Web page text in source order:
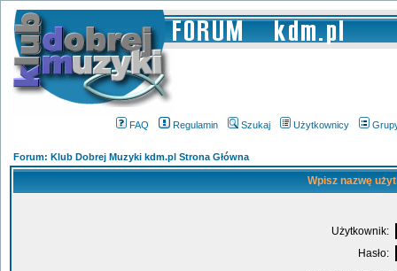
FAQ Regulamin Szukaj Użytkownicy
Forum: Klub Dobrej Muzyki kdm.pl Strona Główna
Wpisz nazwę
Użytkownik:
Hasło: